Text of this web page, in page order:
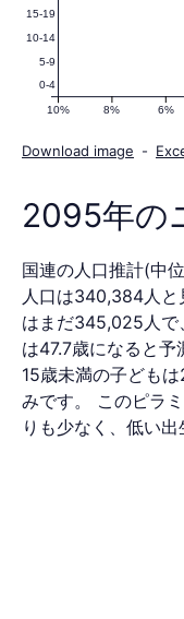
ニ
ア
の
人
口
10% 8% 6%
0-4
5-9
10-14
15-19
Download image -
2095年の
国連の人口推計(中
人口は340,384人と
はまだ345,025人で
は47.7歳になると予
15歳未満の子ども
みです。 このピラ
りも少なく、低い